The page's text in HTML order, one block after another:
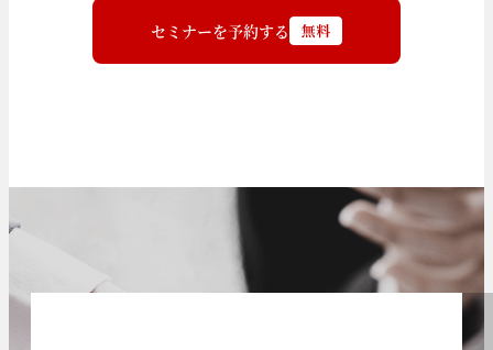
セミナーを予約する